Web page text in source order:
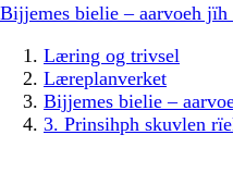
Bijjemes bielie – aarvoeh jïh
Læring og trivsel
Læreplanverket
Bijjemes bielie –
3. Prinsihph skuvlen